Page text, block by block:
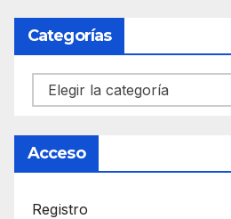
Categorías
Categorías
Acceso
Registro